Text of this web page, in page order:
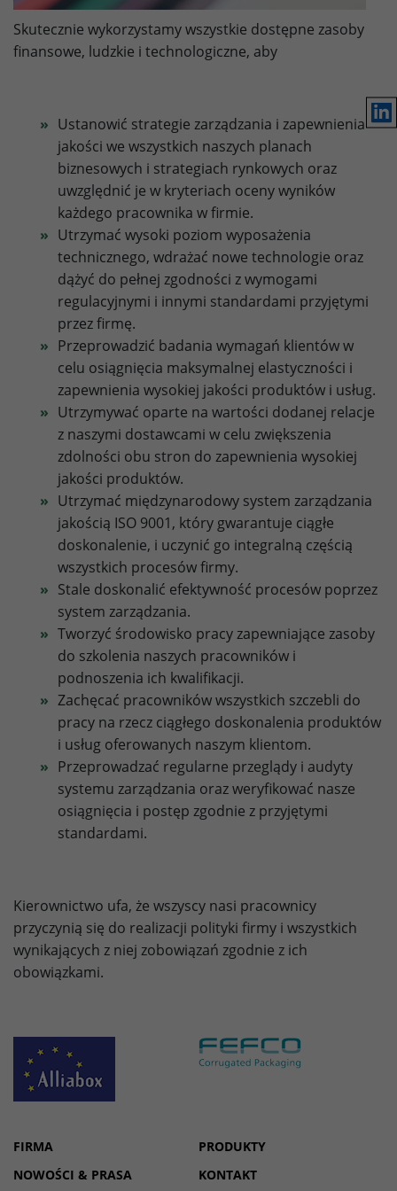
Skutecznie wykorzystamy wszystkie dostępne zasoby
finansowe, ludzkie i technologiczne, aby
Ustanowić strategie zarządzania i zapewnienia
jakości we wszystkich naszych planach
biznesowych i strategiach rynkowych oraz
uwzględnić je w kryteriach oceny wyników
każdego pracownika w firmie.
Utrzymać wysoki poziom wyposażenia
technicznego, wdrażać nowe technologie oraz
dążyć do pełnej zgodności z wymogami
regulacyjnymi i innymi standardami przyjętymi
przez firmę.
Przeprowadzić badania wymagań klientów w
celu osiągnięcia maksymalnej elastyczności i
zapewnienia wysokiej jakości produktów i usług.
Utrzymywać oparte na wartości dodanej relacje
z naszymi dostawcami w celu zwiększenia
zdolności obu stron do zapewnienia wysokiej
jakości produktów.
Utrzymać międzynarodowy system zarządzania
jakością ISO 9001, który gwarantuje ciągłe
doskonalenie, i uczynić go integralną częścią
wszystkich procesów firmy.
Stale doskonalić efektywność procesów poprzez
system zarządzania.
Tworzyć środowisko pracy zapewniające zasoby
do szkolenia naszych pracowników i
podnoszenia ich kwalifikacji.
Zachęcać pracowników wszystkich szczebli do
pracy na rzecz ciągłego doskonalenia produktów
i usług oferowanych naszym klientom.
Przeprowadzać regularne przeglądy i audyty
systemu zarządzania oraz weryfikować nasze
osiągnięcia i postęp zgodnie z przyjętymi
standardami.
Kierownictwo ufa, że wszyscy nasi pracownicy
przyczynią się do realizacji polityki firmy i wszystkich
wynikających z niej zobowiązań zgodnie z ich
obowiązkami.
FIRMA
PRODUKTY
NOWOŚCI & PRASA
KONTAKT
Lifetime 1 Jahr
Name _fbp
Purpose to store and track visits across websites.
Show cookie settings and information
to set cookies on the device you use to provide you with
relevant content. These cookies are served by our
advertising partners on our website to build a profile of
your interests and show you relevant content on their
platforms. Required to deliver targeted advertising on
LinkedIn. Please note that data can reach the USA here.
The legal basis is the adequacy decision (Data Privacy
Framework).
bcookie
Provider LinkedIn
Lifetime 1 Year
Purpose to store browser details.
Name li_gc
Provider LinkedIn
Lifetime 6 Month
Purpose to store cookie consent preferences.
Name lidc
Provider LinkedIn
1 Day
Purpose to provide load balancing functionality.
Show cookie settings and information
Marketing: Google Ads
By accepting marketing cookies, you give us your consent
to set cookies on the device you use to provide you with
relevant content. These cookies are served by our
advertising partners on our website to build a profile of
your interests and show you relevant content on their
platforms. Required to deliver targeted advertising on
Google. Please note that data can reach the USA here.
The legal basis is the adequacy decision (Data Privacy
Framework).
Name IDE
Provider doubleclick.net
Lifetime 1 year
Purpose
to measure ad performance and track
conversions after a user interacts with
Google Ads.
Name test_cookie
Provider doubleclick.net
Lifetime 15 minutes
Name _gcl_au
Purpose
Stores Google Ads click information for
Name
Provider dunapack-packaging.com
Show cookie settings and information
External Content: Google Maps
Our website uses Google Maps to provide maps, location-
based services and to improve your user experience on
the website. Please note that data can reach the USA
here. The legal basis is the adequacy decision (Data
Privacy Framework).